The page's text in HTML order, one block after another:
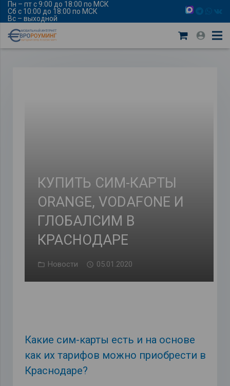
Пн – пт с 9:00 до 18:00 по МСК
Сб с 10:00 до 18:00 по МСК
Вс – выходной
КУПИТЬ СИМ-КАРТЫ
ORANGE, VODAFONE И
ГЛОБАЛСИМ В
КРАСНОДАРЕ
Новости 05.01.2020
Какие сим-карты есть и на основе
как их тарифов можно приобрести в
Краснодаре?